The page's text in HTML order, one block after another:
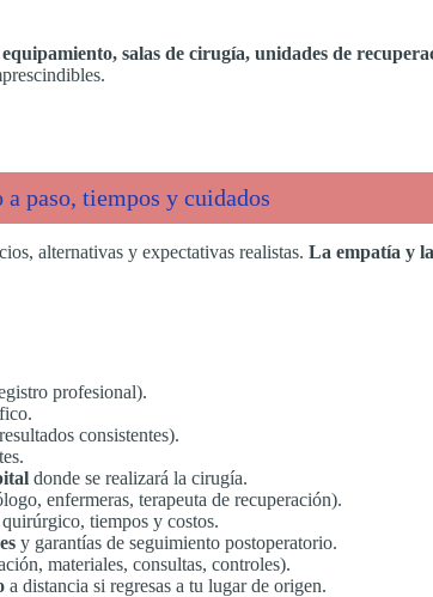
equipamiento, salas de cirugía, unidades de
paso, tiempos y cuidados
alternativas y expectativas realistas. La empatía y
profesional).
consistentes).
donde se realizará la cirugía.
enfermeras, terapeuta de recuperación).
tiempos y costos.
y garantías de seguimiento postoperatorio.
materiales, consultas, controles).
a distancia si regresas a tu lugar de origen.